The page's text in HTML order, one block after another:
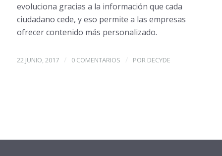
evoluciona gracias a la información que cada
ciudadano cede, y eso permite a las empresas
ofrecer contenido más personalizado.
22 JUNIO, 2017 / 0 COMENTARIOS / POR DECYDE